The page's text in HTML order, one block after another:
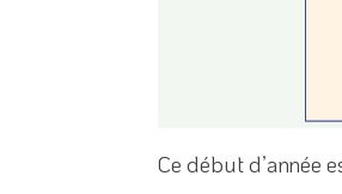
Ce début d’année